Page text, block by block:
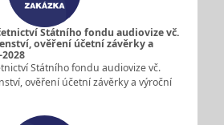
Státního fondu audiovize vč.
ověření účetní závěrky a
Státního fondu audiovize vč.
ověření účetní závěrky a výroční